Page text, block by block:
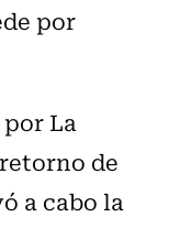
por
La
de
a cabo la